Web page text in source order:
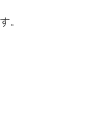
。